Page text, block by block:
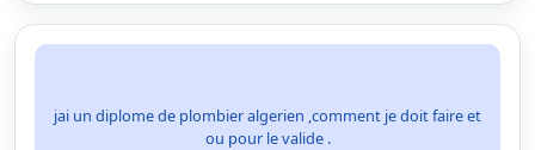
jai un diplome de plombier algerien ,comment je doit faire et
ou pour le valide .